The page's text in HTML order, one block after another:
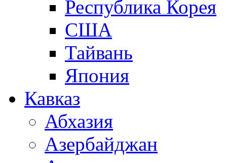
Республика Корея
США
Тайвань
Япония
Кавказ
Абхазия
Азербайджан